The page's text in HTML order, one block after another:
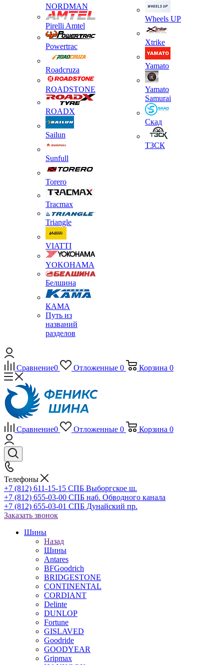
NORDMAN
Pirelli Amtel
Powertrac
Roadcruza
ROADSTONE
ROADX
Sailun
Sunfull
Torero
Tracmax
Triangle
VIATTI
YOKOHAMA
Белшина
КАМА
Путь из
названий
разделов
Wheels UP
Xtrike
Yamato
Yamato
Samurai
Скад
ТЗСК
Сравнение0 Отложенные 0 Корзина 0
Сравнение0 Отложенные 0 Корзина 0
Телефоны
+7 (812) 611-15-15 СПБ Выборгское ш.
+7 (812) 655-03-00 СПБ наб. Обводного канала
+7 (812) 655-03-01 СПБ Дунайский пр.
Заказать звонок
Шины
Назад
Шины
Antares
BFGoodrich
BRIDGESTONE
CONTINENTAL
CORDIANT
Delinte
DUNLOP
Fortune
GISLAVED
Goodride
GOODYEAR
Gripmax